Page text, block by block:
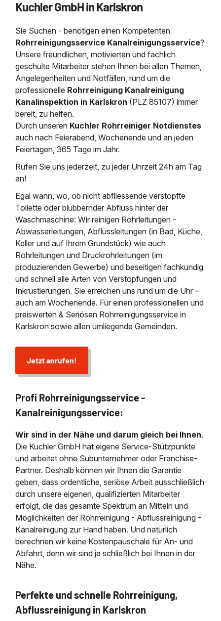
Kanalreinigung
Kanalinspektion
Grubenentleerung
24h Notdienst
Kosten Preise
Wasserhaltung
Entleerung und Reinigung
Grubenentleerung und
Sickerschacht Reinigung
Abfallzwischenlager
Austausch von
Geschosssandfang
Fettabscheider
Saugbagger / LuftförderanlageSaugbagger für Tiefbau
Saugbagger und Pumpen
Fermenter-Entleerung
Regenrückhaltebecken
Entschlammung
Trockensaugen von
etc.
Weitere Services mit
Heizung / Sanitär
Tiefbau
Unternehmen
Zertifikate /
Stellenangebote
Kontakt
Kuchler GmbH in Karlskron
Sie Suchen - benötigen einen Kompetenten
Rohrreinigungsservice Kanalreinigungsservice?
Unsere freundlichen, motivierten und fachlich
geschulte Mitarbeiter stehen Ihnen bei allen Themen,
Angelegenheiten und Notfällen, rund um die
professionelle Rohrreinigung Kanalreinigung
Kanalinspektion in Karlskron (PLZ 85107) immer
bereit, zu helfen.
Durch unseren Kuchler Rohrreiniger Notdienstes
auch nach Feierabend, Wochenende und an jeden
Feiertagen, 365 Tage im Jahr.
Rufen Sie uns jederzeit, zu jeder Uhrzeit 24h am Tag
an!
Egal wann, wo, ob nicht abfliessende verstopfte
Toilette oder blubbernder Abfluss hinter der
Waschmaschine: Wir reinigen Rohrleitungen -
Abwasserleitungen, Abflussleitungen (in Bad, Küche,
Keller und auf Ihrem Grundstück) wie auch
Rohrleitungen und Druckrohrleitungen (im
produzierenden Gewerbe) und beseitigen fachkundig
und schnell alle Arten von Verstopfungen und
Inkrustierungen. Sie erreichen uns rund um die Uhr –
auch am Wochenende. Für einen professionellen und
preiswerten & Seriösen Rohrreinigungsservice in
Karlskron sowie allen umliegende Gemeinden.
Jetzt anrufen!
Profi Rohrreinigungsservice -
Kanalreinigungsservice:
Wir sind in der Nähe und darum gleich bei Ihnen.
Die Kuchler GmbH hat eigene Service-Stützpunkte
und arbeitet ohne Subunternehmer oder Franchise-
Partner. Deshalb können wir Ihnen die Garantie
geben, dass ordentliche, seriöse Arbeit ausschließlich
durch unsere eigenen, qualifizierten Mitarbeiter
erfolgt, die das gesamte Spektrum an Mitteln und
Möglichkeiten der Rohrreinigung - Abflussreinigung -
Kanalreinigung zur Hand haben. Und natürlich
berechnen wir keine Kostenpauschale für An- und
Abfahrt, denn wir sind ja schließlich bei Ihnen in der
Nähe.
Perfekte und schnelle Rohrreinigung,
Abflussreinigung in Karlskron